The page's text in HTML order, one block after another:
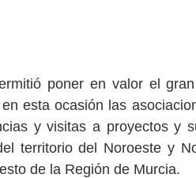
poner en valor el
esta ocasión las
y visitas a proyectos y
territorio del Noroeste y
de la Región de Murcia.